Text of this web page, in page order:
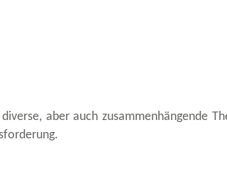
aber auch zusammenhängende